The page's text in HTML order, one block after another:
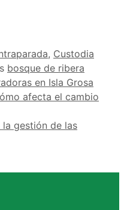
, Custodia
bosque de ribera
en Isla Grosa
afecta el cambio
gestión de las